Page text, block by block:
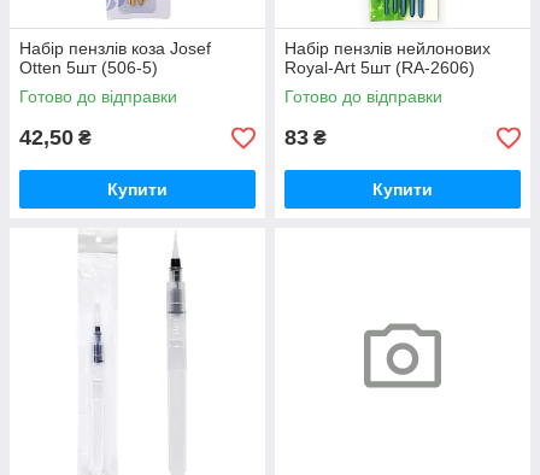
Набір пензлів коза Josef
Otten 5шт (506-5)
Готово до відправки
42,50 ₴
Купити
Набір пензлів нейлонових
Royal-Art 5шт (RA-2606)
Готово до відправки
83 ₴
Купити